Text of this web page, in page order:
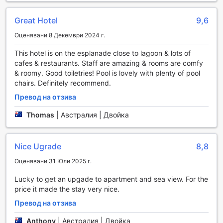
предлагат всичко - от местни ръчно изработени
изделия до изискани артикули, които ще ви напомнят за
красотата на Кеърнс.
В допълнение, красивата градина на хотела предоставя
идеалното място за релаксация и наслада на
природата. Тук можете да се насладите на
спокойствието и свежестта на тропическите растения,
докато се отпуснете след дълъг ден на разглеждане на
забележителности. Развлекателните удобства на Mantra
Esplanade Cairns не само че ще задоволят вашите
нужди за пазаруване, но и ще ви предоставят
възможност да се насладите на красотата на околната
среда.
Спортни съоръжения в Mantra Esplanade Cairns
Mantra Esplanade Cairns предлага изключителни спортни
съоръжения, които ще задоволят нуждите на всеки
любител на активния начин на живот. Фитнес центърът,
предоставен безплатно на гостите, е отлично оборудван
с модерни уреди, които позволяват на посетителите да
поддържат своята физическа форма дори и по време
Great Hotel 9,6
Оценявани 8 Декември 2024 г.
This hotel is on the esplanade close to lagoon & lots of
cafes & restaurants. Staff are amazing & rooms are comfy
& roomy. Good toiletries! Pool is lovely with plenty of pool
chairs. Definitely recommend.
Превод на отзива
Thomas Австралия | Двойка
Nice Ugrade 8,8
Оценявани 31 Юли 2025 г.
Lucky to get an upgade to apartment and sea view. For the
price it made the stay very nice.
Превод на отзива
Anthony Австралия | Двойка